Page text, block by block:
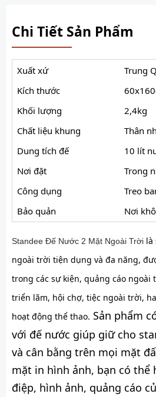
Chi Tiết Sản Phẩm
Xuất xứ
Trung
Kích thước
Khối lượng
2,4kg
Chất liệu khung
Thân
Dung tích đế
10 lít
Nơi đặt
Trong
Công dụng
Treo
Bảo quản
Nơi
Standee Đế Nước 2 Mặt Ngoài Trời là
ngoài trời tiện dụng và đa năng,
trong các sự kiện, quảng cáo
triển lãm, hội chợ, tiệc ngoài trời,
hoạt động thể thao. Sản phẩm
với đế nước giúp giữ cho
và cân bằng trên mọi mặt
mặt in hình ảnh, bạn có thể
điệp, hình ảnh, quảng cáo